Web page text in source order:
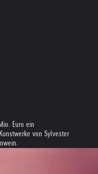
Euro ein
von Sylvester